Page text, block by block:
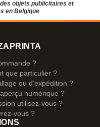
objets publicitaires et
en Belgique
?
que particulier ?
ou d'expédition ?
numérique ?
utilisez-vous ?
vous ?